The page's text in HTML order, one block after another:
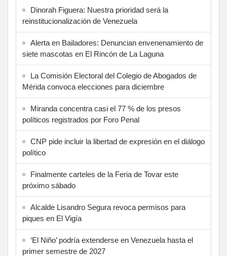
Dinorah Figuera: Nuestra prioridad será la
reinstitucionalización de Venezuela
Alerta en Bailadores: Denuncian envenenamiento de
siete mascotas en El Rincón de La Laguna
La Comisión Electoral del Colegio de Abogados de
Mérida convoca elecciones para diciembre
Miranda concentra casi el 77 % de los presos
políticos registrados por Foro Penal
CNP pide incluir la libertad de expresión en el diálogo
político
Finalmente carteles de la Feria de Tovar este
próximo sábado
Alcalde Lisandro Segura revoca permisos para
piques en El Vigía
‘El Niño’ podría extenderse en Venezuela hasta el
primer semestre de 2027